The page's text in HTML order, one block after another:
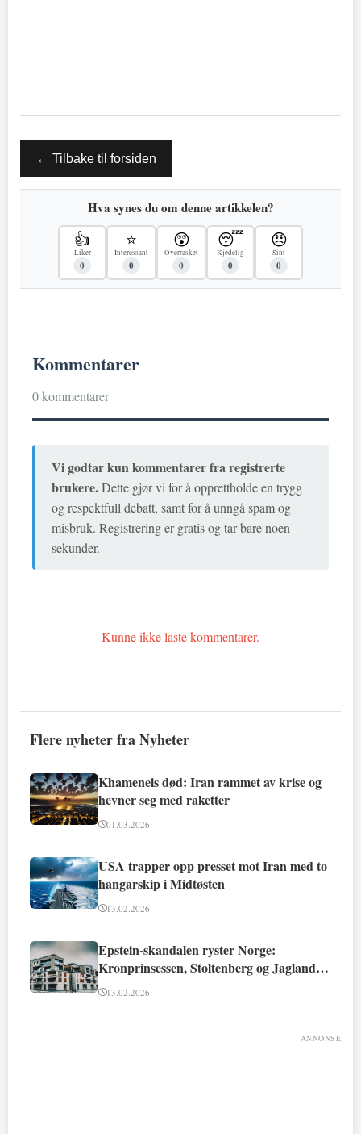
← Tilbake til forsiden
Hva synes du om denne artikkelen?
👍
Liker
0
⭐
Interessant
0
😲
Overrasket
0
😴
Kjedelig
0
😠
Sint
0
Kommentarer
0 kommentarer
Vi godtar kun kommentarer fra registrerte
brukere.Dette gjør vi for å opprettholde en trygg
og respektfull debatt, samt for å unngå spam og
misbruk. Registrering er gratis og tar bare noen
sekunder.
Kunne ikke laste kommentarer.
Flere nyheter fra Nyheter
Khameneis død: Iran rammet av krise og
hevner seg med raketter
01.03.2026
USA trapper opp presset mot Iran med to
hangarskip i Midtøsten
13.02.2026
Epstein-skandalen ryster Norge:
Kronprinsessen, Stoltenberg og Jagland
involvert
13.02.2026
ANNONSE